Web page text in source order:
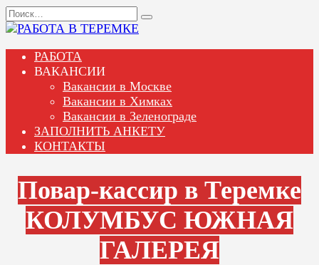
Перейти
к
Search
for:
РАБОТА
ВАКАНСИИ
Вакансии в Москве
Вакансии в Химках
Вакансии в Зеленограде
ЗАПОЛНИТЬ АНКЕТУ
КОНТАКТЫ
Повар-кассир в Теремке
КОЛУМБУС ЮЖНАЯ
ГАЛЕРЕЯ